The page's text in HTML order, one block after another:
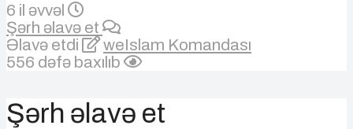
6 il əvvəl
Şərh əlavə et
Əlavə etdi
weIslam Komandası
556 dəfə baxılıb
Şərh əlavə et